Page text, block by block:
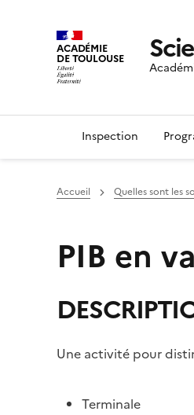
ACADÉMIE
DE TOULOUSE
Inspection
Accueil Quelles sont les
PIB en
Une activité pour
Terminale